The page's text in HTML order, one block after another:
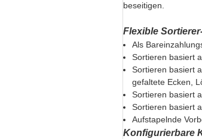
beseitigen.
Flexible
Als
Sortieren basiert
Sortieren basiert
gefaltete Ecken,
Sortieren basiert
Sortieren basiert
Aufstapelnde
Konfigurierbare